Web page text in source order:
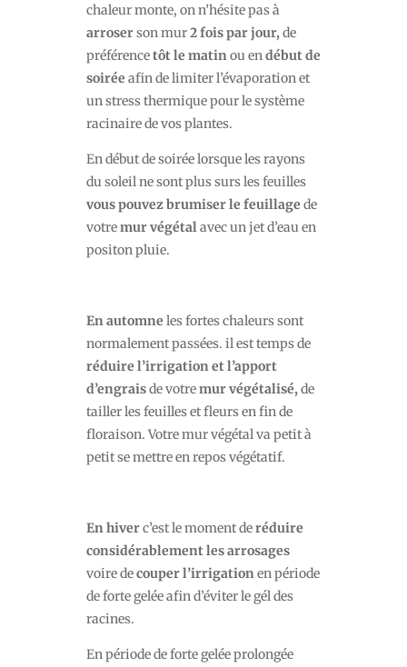
chaleur monte, on n’hésite pas à
arroserson mur2 fois par jour, de
préférencetôt le matin ou en début de
soirée afin de limiter l’évaporation et
un stress thermique pour le système
racinaire de vos plantes.
En début de soirée lorsque les rayons
du soleil ne sont plus surs les feuilles
vous pouvezbrumiser le feuillage de
votremur végétal avec un jet d’eau en
positon pluie.
En automne les fortes chaleurs sont
normalement passées. il est temps de
réduire l’irrigation et l’apport
d’engraisde votremur végétalisé, de
tailler les feuilles et fleurs en fin de
floraison. Votre mur végétal va petit à
petit se mettre en repos végétatif.
En hiverc’est le moment deréduire
considérablement les arrosages
voire decouper l’irrigation en période
de forte gelée afin d’éviter le gél des
racines.
En période de forte gelée prolongée